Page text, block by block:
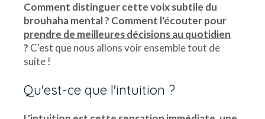
Comment distinguer cette voix subtile du
brouhaha mental ? Comment l'écouter pour
prendre de meilleures décisions au quotidien
? C'est que nous allons voir ensemble tout de
suite !
Qu'est-ce que l'intuition ?